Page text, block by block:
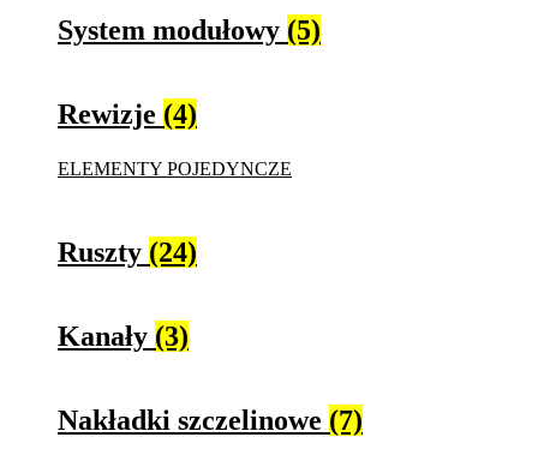
System modułowy (5)
Rewizje (4)
ELEMENTY POJEDYNCZE
Ruszty (24)
Kanały (3)
Nakładki szczelinowe (7)